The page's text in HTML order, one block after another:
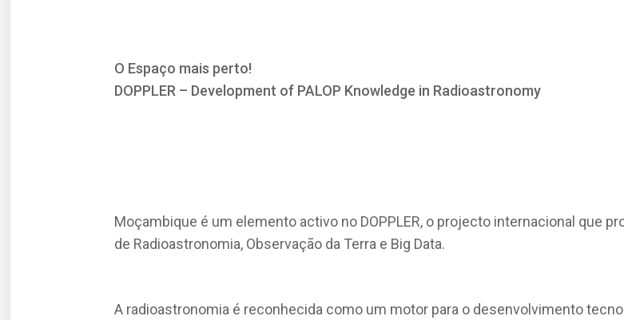
O Espaço mais perto!
DOPPLER – Development of PALOP Knowledge in Radioastronomy
Moçambique é um elemento activo no DOPPLER, o projecto internacional que
de Radioastronomia, Observação da Terra e Big Data.
A radioastronomia é reconhecida como um motor para o desenvolvimento